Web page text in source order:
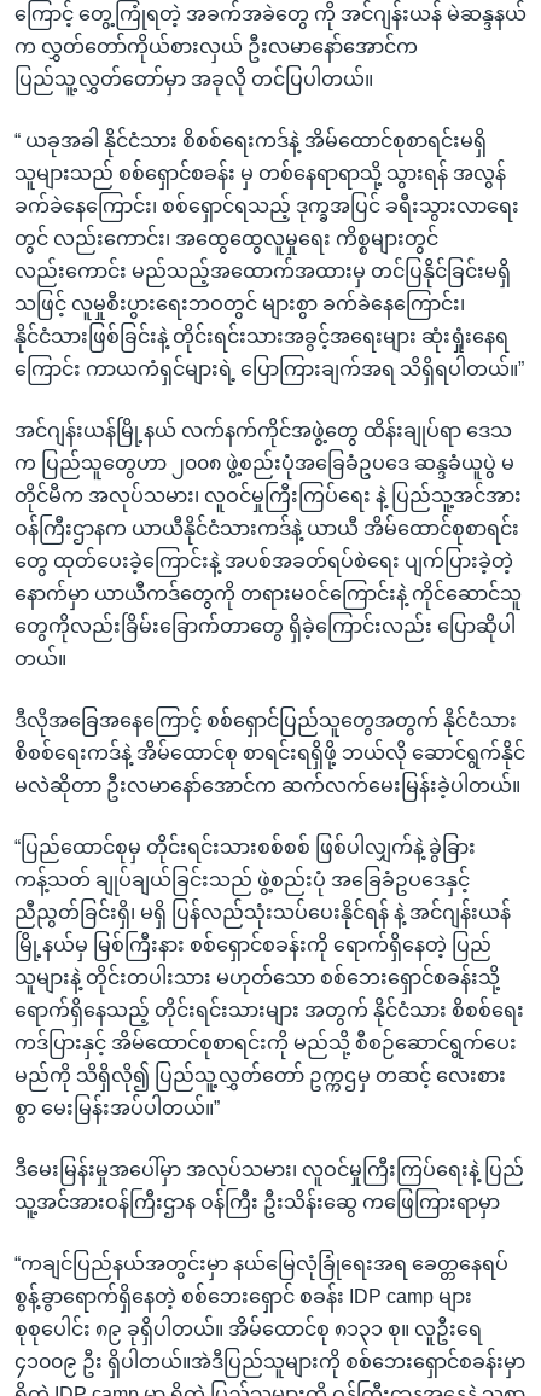
ကြောင့် တွေ့ကြုံရတဲ့ အခက်အခဲတွေ ကို အင်ဂျန်းယန် မဲဆန္ဒနယ်
က လွှတ်တော်ကိုယ်စားလှယ် ဦးလမာနော်အောင်က
ပြည်သူ့လွှတ်တော်မှာ အခုလို တင်ပြပါတယ်။
“ ယခုအခါ နိုင်ငံသား စိစစ်ရေးကဒ်နဲ့ အိမ်ထောင်စုစာရင်းမရှိ
သူများသည် စစ်ရှောင်စခန်း မှ တစ်နေရာရာသို့ သွားရန် အလွန်
ခက်ခဲနေကြောင်း၊ စစ်ရှောင်ရသည့် ဒုက္ခအပြင် ခရီးသွားလာရေး
တွင် လည်းကောင်း၊ အထွေထွေလူမှုရေး ကိစ္စများတွင်
လည်းကောင်း မည်သည့်အထောက်အထားမှ တင်ပြနိုင်ခြင်းမရှိ
သဖြင့် လူမှုစီးပွားရေးဘဝတွင် များစွာ ခက်ခဲနေကြောင်း၊
နိုင်ငံသားဖြစ်ခြင်းနဲ့ တိုင်းရင်းသားအခွင့်အရေးများ ဆုံးရှုံးနေရ
ကြောင်း ကာယကံရှင်များရဲ့ ပြောကြားချက်အရ သိရှိရပါတယ်။”
အင်ဂျန်းယန်မြို့နယ် လက်နက်ကိုင်အဖွဲ့တွေ ထိန်းချုပ်ရာ ဒေသ
က ပြည်သူတွေဟာ ၂၀၀၈ ဖွဲ့စည်းပုံအခြေခံဥပဒေ ဆန္ဒခံယူပွဲ မ
တိုင်မီက အလုပ်သမား၊ လူဝင်မှုကြီးကြပ်ရေး နဲ့ ပြည်သူ့အင်အား
ဝန်ကြီးဌာနက ယာယီနိုင်ငံသားကဒ်နဲ့ ယာယီ အိမ်ထောင်စုစာရင်း
တွေ ထုတ်ပေးခဲ့ကြောင်းနဲ့ အပစ်အခတ်ရပ်စဲရေး ပျက်ပြားခဲ့တဲ့
နောက်မှာ ယာယီကဒ်တွေကို တရားမဝင်ကြောင်းနဲ့ ကိုင်ဆောင်သူ
တွေကိုလည်းခြိမ်းခြောက်တာတွေ ရှိခဲ့ကြောင်းလည်း ပြောဆိုပါ
တယ်။
ဒီလိုအခြေအနေကြောင့် စစ်ရှောင်ပြည်သူတွေအတွက် နိုင်ငံသား
စိစစ်ရေးကဒ်နဲ့ အိမ်ထောင်စု စာရင်းရရှိဖို့ ဘယ်လို ဆောင်ရွက်နိုင်
မလဲဆိုတာ ဦးလမာနော်အောင်က ဆက်လက်မေးမြန်းခဲ့ပါတယ်။
“ပြည်ထောင်စုမှ တိုင်းရင်းသားစစ်စစ် ဖြစ်ပါလျှက်နဲ့ ခွဲခြား
ကန့်သတ် ချုပ်ချယ်ခြင်းသည် ဖွဲ့စည်းပုံ အခြေခံဥပဒေနှင့်
ညီညွတ်ခြင်းရှိ၊ မရှိ ပြန်လည်သုံးသပ်ပေးနိုင်ရန် နဲ့ အင်ဂျန်းယန်
မြို့နယ်မှ မြစ်ကြီးနား စစ်ရှောင်စခန်းကို ရောက်ရှိနေတဲ့ ပြည်
သူများနဲ့ တိုင်းတပါးသား မဟုတ်သော စစ်ဘေးရှောင်စခန်းသို့
ရောက်ရှိနေသည့် တိုင်းရင်းသားများ အတွက် နိုင်ငံသား စိစစ်ရေး
ကဒ်ပြားနှင့် အိမ်ထောင်စုစာရင်းကို မည်သို့ စီစဉ်ဆောင်ရွက်ပေး
မည်ကို သိရှိလို၍ ပြည်သူ့လွှတ်တော် ဥက္ကဌမှ တဆင့် လေးစား
စွာ မေးမြန်းအပ်ပါတယ်။”
ဒီမေးမြန်းမှုအပေါ်မှာ အလုပ်သမား၊ လူဝင်မှုကြီးကြပ်ရေးနဲ့ ပြည်
သူ့အင်အားဝန်ကြီးဌာန ဝန်ကြီး ဦးသိန်းဆွေ ကဖြေကြားရာမှာ
“ကချင်ပြည်နယ်အတွင်းမှာ နယ်မြေလုံခြုံရေးအရ ခေတ္တနေရပ်
စွန့်ခွာရောက်ရှိနေတဲ့ စစ်ဘေးရှောင် စခန်း IDP camp များ
စုစုပေါင်း ၈၉ ခုရှိပါတယ်။ အိမ်ထောင်စု ၈၁၃၁ စု။ လူဦးရေ
၄၁၀၀၉ ဦး ရှိပါတယ်။အဲဒီပြည်သူများကို စစ်ဘေးရှောင်စခန်းမှာ